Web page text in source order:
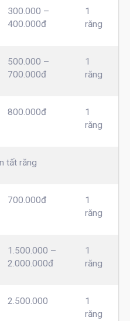
300.000 –
400.000đ
1
răng
500.000 –
700.000đ
1
răng
800.000đ
1
răng
tất răng
700.000đ
1
răng
1.500.000 –
2.000.000đ
1
răng
2.500.000
1
răng